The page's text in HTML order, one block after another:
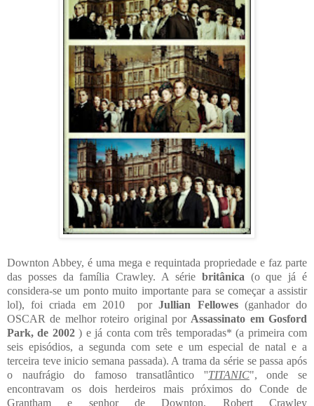
Downton Abbey, é uma mega e requintada propriedade e faz parte
das posses da família Crawley. A série britânica (o que já é
considera-se um ponto muito importante para se começar a assistir
lol), foi criada em 2010 porJullian Fellowes(ganhador do
OSCAR de melhor roteiro original por Assassinato em Gosford
Park, de 2002) e já conta com três temporadas* (a primeira com
seis episódios, a segunda com sete e um especial de natal e a
terceira teve inicio semana passada). A trama da série se passa após
o naufrágio do famoso transatlântico ''TITANIC", onde se
encontravam os dois herdeiros mais próximos do Conde de
Grantham e senhor de Downton, Robert Crawley